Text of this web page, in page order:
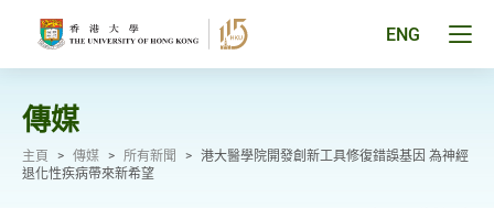
ENG
傳媒
主頁 > 傳媒 > 所有新聞 > 港大醫學院開發創新工具修復錯誤基因 為神經
退化性疾病帶來新希望